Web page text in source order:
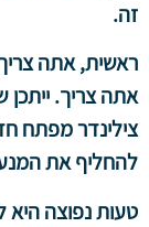
זה.
ראשית, אתה
אתה צריך.
צילינדר מפתח
להחליף את
טעות נפוצה